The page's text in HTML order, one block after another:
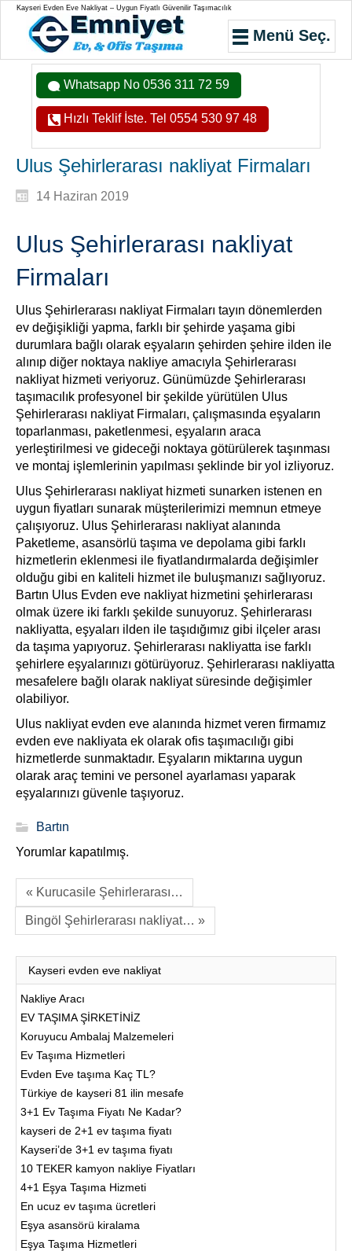
Kayseri Evden Eve Nakliyat – Uygun Fiyatlı Güvenilir Taşımacılık
Menü Seç.
Whatsapp No 0536 311 72 59
Hızlı Teklif İste. Tel 0554 530 97 48
Ulus Şehirlerarası nakliyat Firmaları
14 Haziran 2019
Ulus Şehirlerarası nakliyat
Firmaları
Ulus Şehirlerarası nakliyat Firmaları tayın dönemlerden
ev değişikliği yapma, farklı bir şehirde yaşama gibi
durumlara bağlı olarak eşyaların şehirden şehire ilden ile
alınıp diğer noktaya nakliye amacıyla Şehirlerarası
nakliyat hizmeti veriyoruz. Günümüzde Şehirlerarası
taşımacılık profesyonel bir şekilde yürütülen Ulus
Şehirlerarası nakliyat Firmaları, çalışmasında eşyaların
toparlanması, paketlenmesi, eşyaların araca
yerleştirilmesi ve gideceği noktaya götürülerek taşınması
ve montaj işlemlerinin yapılması şeklinde bir yol izliyoruz.
Ulus Şehirlerarası nakliyat hizmeti sunarken istenen en
uygun fiyatları sunarak müşterilerimizi memnun etmeye
çalışıyoruz. Ulus Şehirlerarası nakliyat alanında
Paketleme, asansörlü taşıma ve depolama gibi farklı
hizmetlerin eklenmesi ile fiyatlandırmalarda değişimler
olduğu gibi en kaliteli hizmet ile buluşmanızı sağlıyoruz.
Bartın Ulus Evden eve nakliyat hizmetini şehirlerarası
olmak üzere iki farklı şekilde sunuyoruz. Şehirlerarası
nakliyatta, eşyaları ilden ile taşıdığımız gibi ilçeler arası
da taşıma yapıyoruz. Şehirlerarası nakliyatta ise farklı
şehirlere eşyalarınızı götürüyoruz. Şehirlerarası nakliyatta
mesafelere bağlı olarak nakliyat süresinde değişimler
olabiliyor.
Ulus nakliyat evden eve alanında hizmet veren firmamız
evden eve nakliyata ek olarak ofis taşımacılığı gibi
hizmetlerde sunmaktadır. Eşyaların miktarına uygun
olarak araç temini ve personel ayarlaması yaparak
eşyalarınızı güvenle taşıyoruz.
Bartın
Yorumlar kapatılmış.
« Kurucasile Şehirlerarası…
Bingöl Şehirlerarası nakliyat… »
Kayseri evden eve nakliyat
Nakliye Aracı
EV TAŞIMA ŞİRKETİNİZ
Koruyucu Ambalaj Malzemeleri
Ev Taşıma Hizmetleri
Evden Eve taşıma Kaç TL?
Türkiye de kayseri 81 ilin mesafe
3+1 Ev Taşıma Fiyatı Ne Kadar?
kayseri de 2+1 ev taşıma fiyatı
Kayseri’de 3+1 ev taşıma fiyatı
10 TEKER kamyon nakliye Fiyatları
4+1 Eşya Taşıma Hizmeti
En ucuz ev taşıma ücretleri
Eşya asansörü kiralama
Eşya Taşıma Hizmetleri